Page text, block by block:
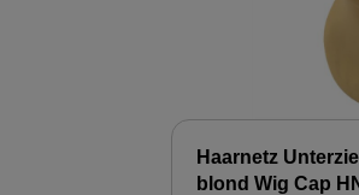
Haarnetz
blond Wig Cap